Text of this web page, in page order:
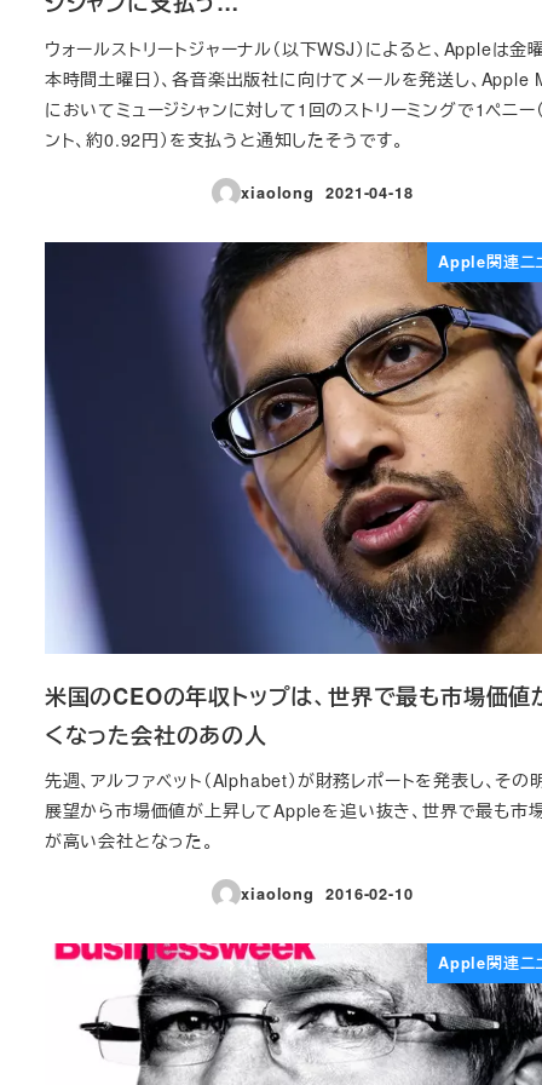
ウォールストリートジャーナル（以下WSJ）によると、Appleは金
本時間土曜日）、各音楽出版社に向けてメールを発送し、Apple
においてミュージシャンに対して1回のストリーミングで1ペニー
ント、約0.92円）を支払うと通知したそうです。
xiaolong
投稿日
2021-04-18
Apple関連ニ
米国のCEOの年収トップは、世界で最も市場価値
くなった会社のあの人
先週、アルファベット（Alphabet）が財務レポートを発表し、その
展望から市場価値が上昇してAppleを追い抜き、世界で最も市
が高い会社となった。
xiaolong
投稿日
2016-02-10
Apple関連ニ